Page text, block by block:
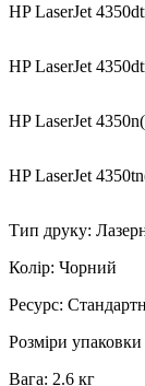
HP LaserJet
HP LaserJet
HP LaserJet
HP LaserJet
Тип друку:
Колір: Чорний
Ресурс:
Розміри
Вага: 2.6 кг